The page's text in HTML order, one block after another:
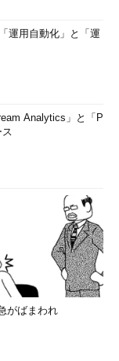
運用自動化」と「運
Analytics」と「P
がばまわれ